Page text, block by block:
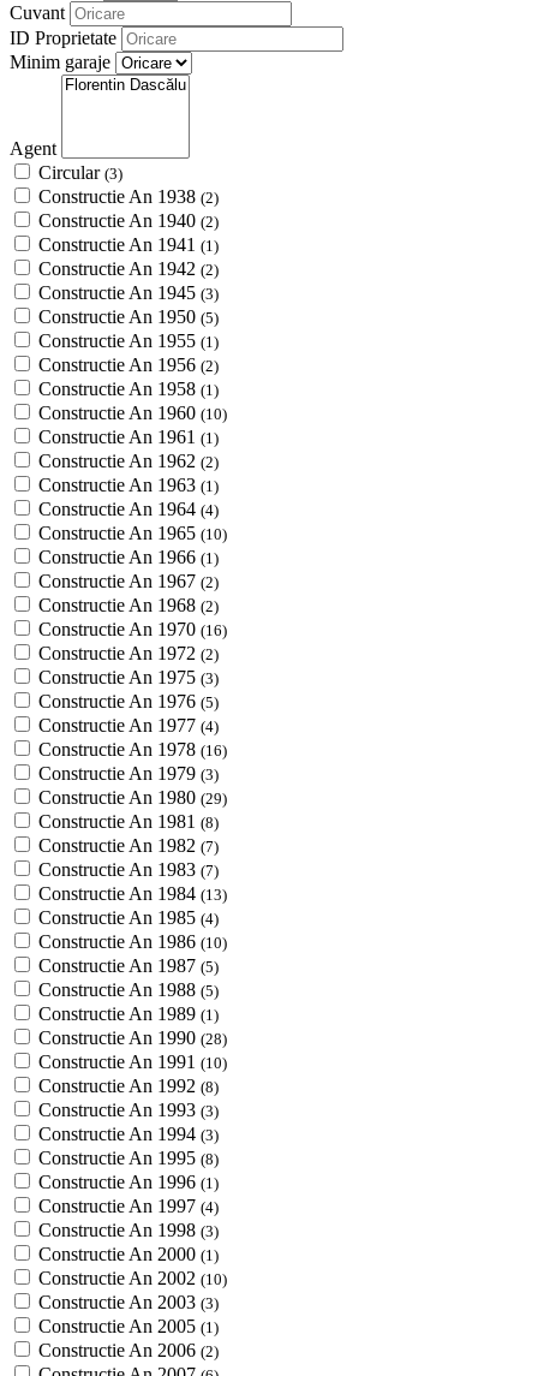
Cuvant
ID Proprietate
Minim garaje
Agent
Circular (3)
Constructie An 1938 (2)
Constructie An 1940 (2)
Constructie An 1941 (1)
Constructie An 1942 (2)
Constructie An 1945 (3)
Constructie An 1950 (5)
Constructie An 1955 (1)
Constructie An 1956 (2)
Constructie An 1958 (1)
Constructie An 1960 (10)
Constructie An 1961 (1)
Constructie An 1962 (2)
Constructie An 1963 (1)
Constructie An 1964 (4)
Constructie An 1965 (10)
Constructie An 1966 (1)
Constructie An 1967 (2)
Constructie An 1968 (2)
Constructie An 1970 (16)
Constructie An 1972 (2)
Constructie An 1975 (3)
Constructie An 1976 (5)
Constructie An 1977 (4)
Constructie An 1978 (16)
Constructie An 1979 (3)
Constructie An 1980 (29)
Constructie An 1981 (8)
Constructie An 1982 (7)
Constructie An 1983 (7)
Constructie An 1984 (13)
Constructie An 1985 (4)
Constructie An 1986 (10)
Constructie An 1987 (5)
Constructie An 1988 (5)
Constructie An 1989 (1)
Constructie An 1990 (28)
Constructie An 1991 (10)
Constructie An 1992 (8)
Constructie An 1993 (3)
Constructie An 1994 (3)
Constructie An 1995 (8)
Constructie An 1996 (1)
Constructie An 1997 (4)
Constructie An 1998 (3)
Constructie An 2000 (1)
Constructie An 2002 (10)
Constructie An 2003 (3)
Constructie An 2005 (1)
Constructie An 2006 (2)